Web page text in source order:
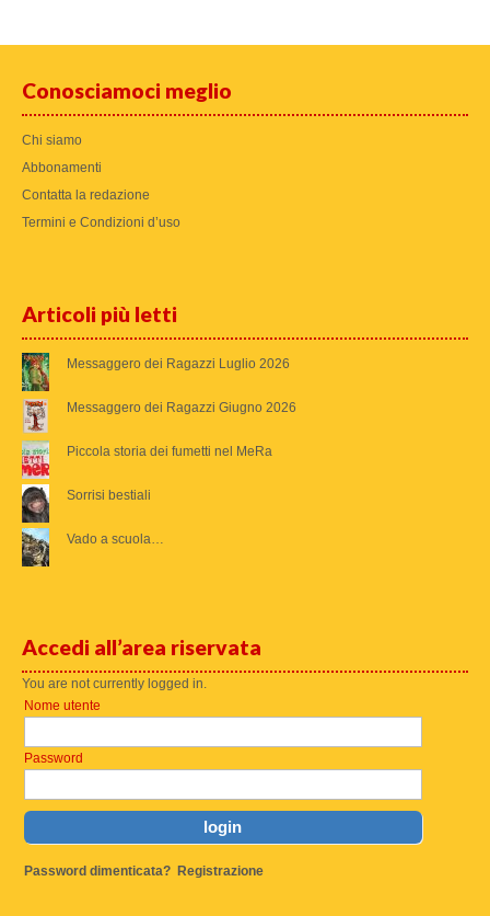
Conosciamoci meglio
Chi siamo
Abbonamenti
Contatta la redazione
Termini e Condizioni d’uso
Articoli più letti
Messaggero dei Ragazzi Luglio 2026
Messaggero dei Ragazzi Giugno 2026
Piccola storia dei fumetti nel MeRa
Sorrisi bestiali
Vado a scuola…
Accedi all’area riservata
You are not currently logged in.
Nome utente
Password
Password dimenticata? Registrazione